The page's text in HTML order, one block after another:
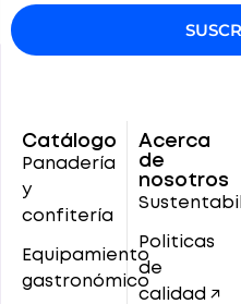
Catálogo
Panadería
y
confitería
Equipamiento
gastronómico
Acerca
de
nosotros
Politicas
de
calidad ↗